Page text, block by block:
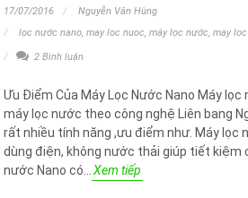
17/07/2016
Nguyễn Văn Hùng
lọc nước nano, may loc nuoc, máy lọc nước, may
2 Bình luận
Ưu Điểm Của Máy Lọc Nước Nano Máy
máy lọc nước theo công nghệ Liên bang
rất nhiều tính năng ,ưu điểm như. Máy lọc
dùng điện, không nước thải giúp tiết kiệm
nước Nano có...
Xem tiếp